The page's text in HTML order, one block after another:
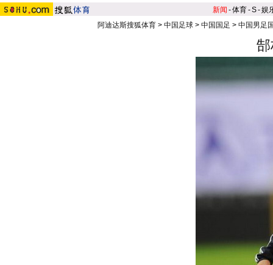
新闻 -体育-S-娱
阿迪达斯搜狐体育> 中国足球> 中国国足 > 中国男足